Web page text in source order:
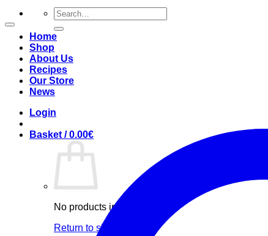
Search
for:
Home
Shop
About Us
Recipes
Our Store
News
Login
Basket /0.00€
No products in the basket.
Return to shop